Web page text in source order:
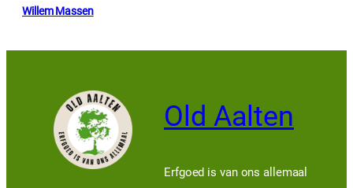
Willem Massen
Old Aalten
Erfgoed is van ons allemaal